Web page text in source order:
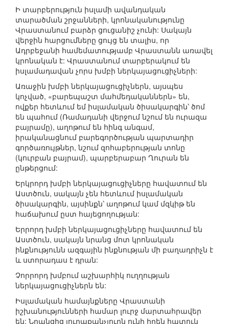
Ի տարբերություն իսլամի ավանդական
տարածման շրջանների, կրոնականությունը
Վրաստանում բարձր ցուցանիշ չունի: Սակայն
վերջին հարցումները ցույց են տալիս, որ
Ադրբեջանի համեմատությամբ Վրաստանն առավել
կրոնական է: Վրաստանում տարբերակում են
իսլամադավան չորս խմբի ներկայացուցիչների:
Առաջին խմբի ներկայացուցիչներն, այսպես
կոչված, «բարեպաշտ մահմեդականներն» են,
ովքեր հետևում եմ իսլամական ծիսակարգին՝ ծոմ
են պահում (Ռամադանի վերջում նշում են ուրազա
բայրամը), աղոթում են հինգ անգամ,
իրականացնում բարեգործության պարտադիր
գործառույթներ, նշում զոհաբերության տոնը
(կուրբան բայրամ), պարբերաբար Ղուրան են
ընթերցում:
Երկրորդ խմբի ներկայացուցիչները հավատում են
Աստծուն, սակայն չեն հետևում իսլամական
ծիսակարգին, այսինքն՝ աղոթում կամ մզկիթ են
հաճախում ըստ հայեցողության:
Երրորդ խմբի ներկայացուցիչները հավատում են
Աստծուն, սակայն նրանց մոտ կրոնական
ինքնությունն ազգային ինքնության մի բաղադրիչն է
և ստորադաս է դրան:
Չորրորդ խմբում աշխարհիկ ուղղության
ներկայացուցիչներն են:
Իսլամական համայնքները Վրաստանի
իշխանությունների համար լուրջ մարտահրավեր
են: Նրանցից յուրաքանչյուրն ունի իրեն հատուկ